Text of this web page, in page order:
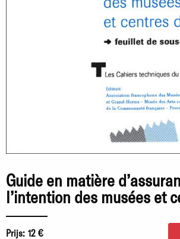
Guide en matière
l’intention des musées et
Prijs: 12 €